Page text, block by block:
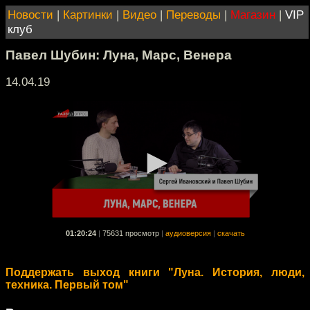
Новости | Картинки | Видео | Переводы | Магазин | VIP
клуб
Павел Шубин: Луна, Марс, Венера
14.04.19
01:20:24 75631 просмотр аудиоверсия скачать
Поддержать выход книги "Луна. История, люди,
техника. Первый том"